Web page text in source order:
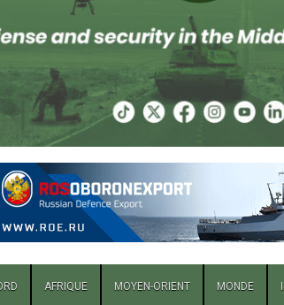
AFRIQUE MOYEN-ORIENT MONDE